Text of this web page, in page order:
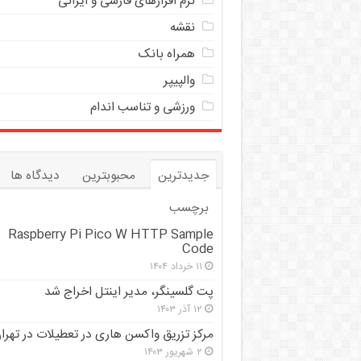
نقشه
همراه بانک
والپیپر
ورزشی و تناسب اندام
جدیدترین محبوبترین
دیدگاه ها
برچسب
Raspberry Pi Pico W HTTP Sample
Code
۱۱ خرداد ۱۴۰۴
پت گلسینگر، مدیر اینتل اخراج شد
۱۲ آذر ۱۴۰۳
مرکز تزریق واکسن هاری در تعطیلات در
۲ شهریور ۱۴۰۳